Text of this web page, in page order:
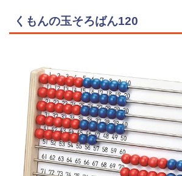
くもんの玉そろばん120